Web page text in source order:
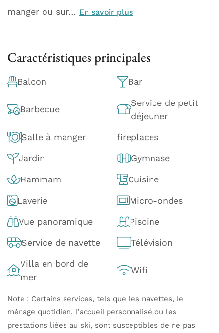
manger ou sur… En savoir plus
Caractéristiques principales
Balcon Bar
Barbecue
Service de petit
déjeuner
Salle à manger fireplaces
Jardin Gymnase
Hammam Cuisine
Laverie Micro-ondes
Vue panoramique Piscine
Service de navette Télévision
Villa en bord de
mer
Wifi
Note : Certains services, tels que les navettes, le
ménage quotidien, l’accueil personnalisé ou les
prestations liées au ski, sont susceptibles de ne pas